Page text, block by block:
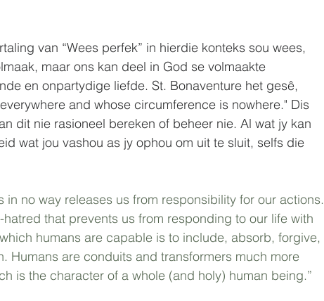
van “Wees perfek” in hierdie konteks sou wees,
maar ons kan deel in God se volmaakte
en onpartydige liefde. St. Bonaventure het gesê,
and whose circumference is nowhere." Dis
dit nie rasioneel bereken of beheer nie. Al wat jy kan
wat jou vashou as jy ophou om uit te sluit, selfs die
in no way releases us from responsibility for our actions.
that prevents us from responding to our life with
humans are capable is to include, absorb, forgive,
Humans are conduits and transformers much more
is the character of a whole (and holy) human being.”